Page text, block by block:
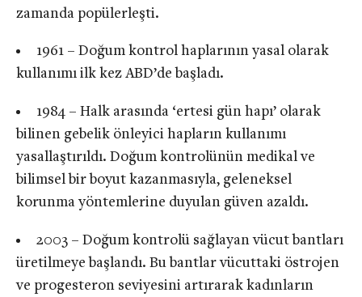
zamanda popülerleşti.
1961 – Doğum kontrol haplarının yasal olarak
kullanımı ilk kez ABD’de başladı.
1984 – Halk arasında ‘ertesi gün hapı’ olarak
bilinen gebelik önleyici hapların kullanımı
yasallaştırıldı. Doğum kontrolünün medikal ve
bilimsel bir boyut kazanmasıyla, geleneksel
korunma yöntemlerine duyulan güven azaldı.
2003 – Doğum kontrolü sağlayan vücut bantları
üretilmeye başlandı. Bu bantlar vücuttaki östrojen
ve progesteron seviyesini artırarak kadınların